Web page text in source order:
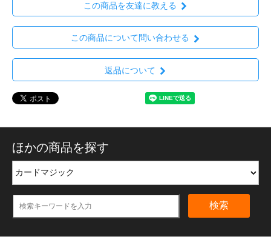
この商品を友達に教える
この商品について問い合わせる
返品について
ほかの商品を探す
検索